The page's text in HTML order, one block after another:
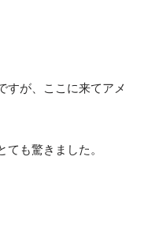
すが、ここに来てアメ
も驚きました。